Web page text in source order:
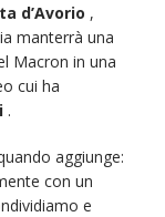
d’Avorio ,
manterrà una
Macron in una
cui ha
.
aggiunge:
con un
e